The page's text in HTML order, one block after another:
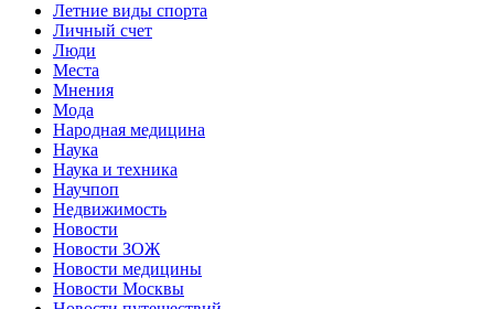
Летние виды спорта
Личный счет
Люди
Места
Мнения
Мода
Народная медицина
Наука
Наука и техника
Научпоп
Недвижимость
Новости
Новости ЗОЖ
Новости медицины
Новости Москвы